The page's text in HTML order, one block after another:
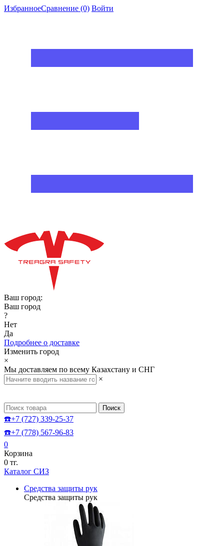
ИзбранноеСравнение (0) Войти
Ваш город:
Ваш город
?
Нет
Да
Подробнее о доставке
Изменить город
×
Мы доставляем по всему Казахстану и СНГ
×
Поиск
☎️+7 (727) 339-25-37
☎️+7 (778) 567-96-83
0
Корзина
0 тг.
Каталог СИЗ
Средства защиты рук
Средства защиты рук